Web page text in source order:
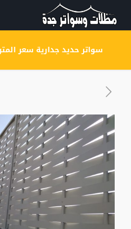
سواتر حديد جدارية سعر المتر